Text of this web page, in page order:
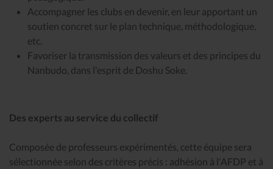
Accompagner les clubs en devenir, en leur apportant un
soutien concret sur le plan technique, méthodologique,
etc.
Favoriser la transmission des valeurs et des principes du
Nanbudo, dans l'esprit de Doshu Soke.
Des experts au service du collectif
Composée de professeurs expérimentés, cette équipe sera
sélectionnée selon des critères précis : adhésion à l'AFDP et à